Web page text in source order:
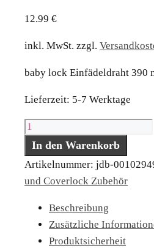
12.99 €
inkl. MwSt. zzgl.
baby lock Einfädeldraht 390
Lieferzeit: 5-7 Werktage
baby
lock
Einfädeldraht
390
Menge
In den Warenkorb
Artikelnummer: jdb-
und Coverlock Zubehör
Beschreibung
Zusätzliche
Produktsicherheit